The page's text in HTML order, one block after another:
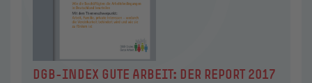
DGB-INDEX GUTE ARBEIT: DER REPORT 2017